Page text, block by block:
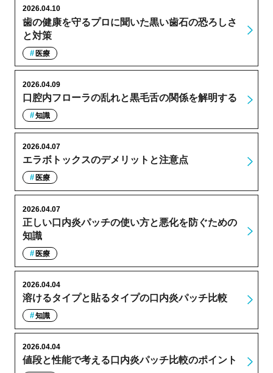
歯の健康を守るプロに聞いた黒い歯石の恐ろしさ
と対策
2026.04.10
医療
口腔内フローラの乱れと黒毛舌の関係を解明する
2026.04.09
知識
エラボトックスのデメリットと注意点
2026.04.07
医療
正しい口内炎パッチの使い方と悪化を防ぐための
知識
2026.04.07
医療
溶けるタイプと貼るタイプの口内炎パッチ比較
2026.04.04
知識
値段と性能で考える口内炎パッチ比較のポイント
2026.04.04